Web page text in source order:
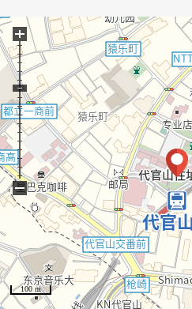
▼房间的特徴
・约82.76平米的房间
・关于采光房，阳光、通风良好
・约14.8张塌塌米客厅厨房
・有效，容易使用的L型厨房
・收纳门口在旁边丰富的走入式
・步入式衣帽间充实的存储空间
100 m
+
−